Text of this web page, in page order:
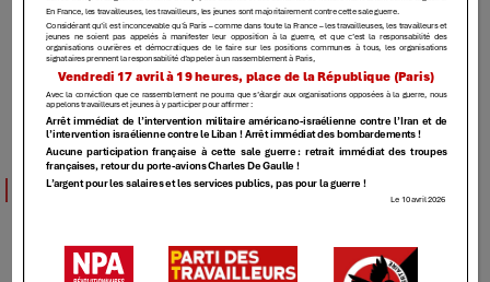
COMMUNIQUÉ
Combien de temps encore le massacre va-t-
Elundmin 19 JUILLET 2024